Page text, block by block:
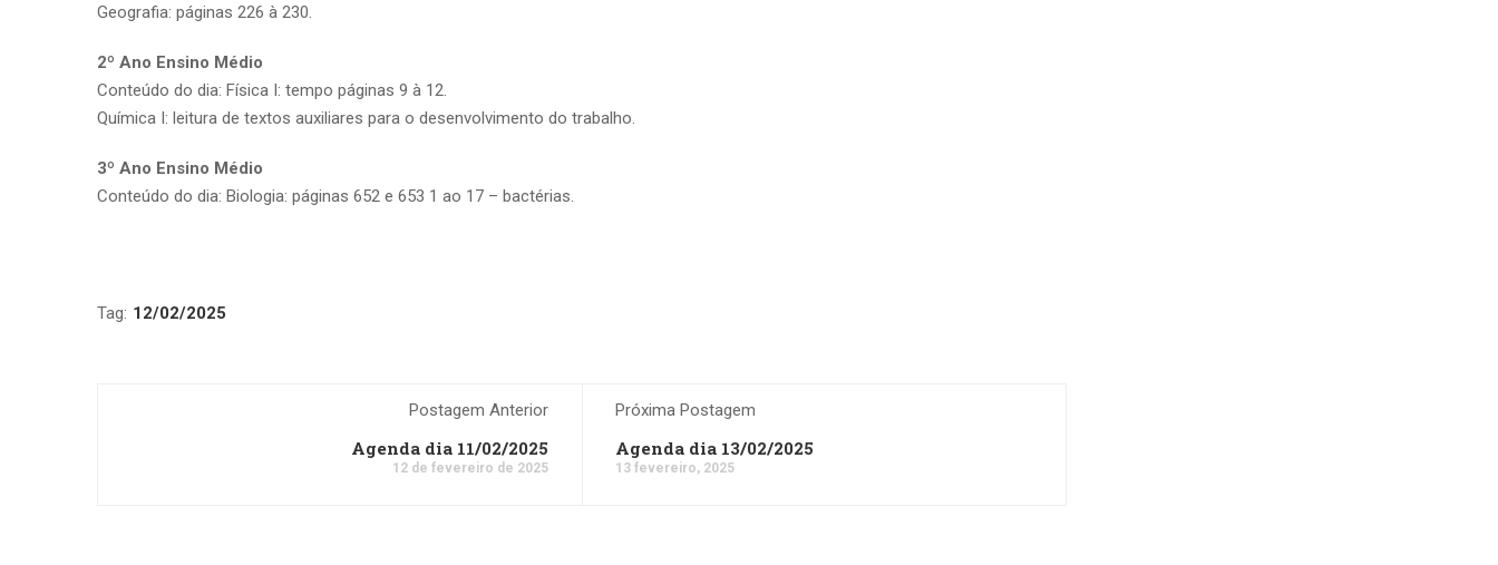
Geografia: páginas 226 à 230.
2º Ano Ensino Médio
Conteúdo do dia: Física I: tempo páginas 9 à 12.
Química I: leitura de textos auxiliares para o desenvolvimento do trabalho.
3º Ano Ensino Médio
Conteúdo do dia: Biologia: páginas 652 e 653 1 ao 17 – bactérias.
Tag: 12/02/2025
Postagem Anterior
Agenda dia 11/02/2025
12 de fevereiro de 2025
Próxima Postagem
Agenda dia 13/02/2025
13 fevereiro, 2025